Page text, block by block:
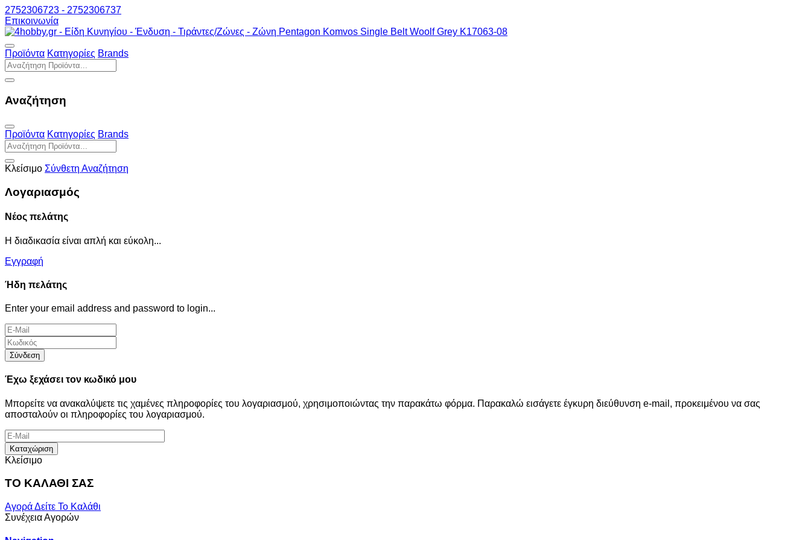
2752306723 - 2752306737
Επικοινωνία
Προϊόντα Κατηγορίες Brands
Αναζήτηση
Προϊόντα Κατηγορίες Brands
Κλείσιμο Σύνθετη Αναζήτηση
Λογαριασμός
Νέος πελάτης
Η διαδικασία είναι απλή και εύκολη...
Εγγραφή
Ήδη πελάτης
Enter your email address and password to login...
Σύνδεση
Έχω ξεχάσει τον κωδικό μου
Μπορείτε να ανακαλύψετε τις χαμένες πληροφορίες του λογαριασμού, χρησιμοποιώντας την παρακάτω φόρμα. Παρακαλώ εισάγετε έγκυρη διεύθυνση e-mail, προκειμένου να σας
αποσταλούν οι πληροφορίες του λογαριασμού.
Καταχώριση
Κλείσιμο
ΤΟ ΚΑΛΑΘΙ ΣΑΣ
ΑγοράΔείτε Το Καλάθι
Συνέχεια Αγορών